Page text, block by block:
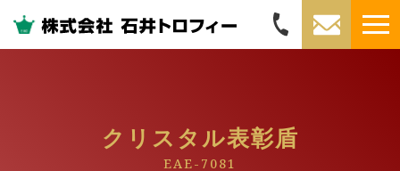
クリスタル表彰盾
EAE-7081